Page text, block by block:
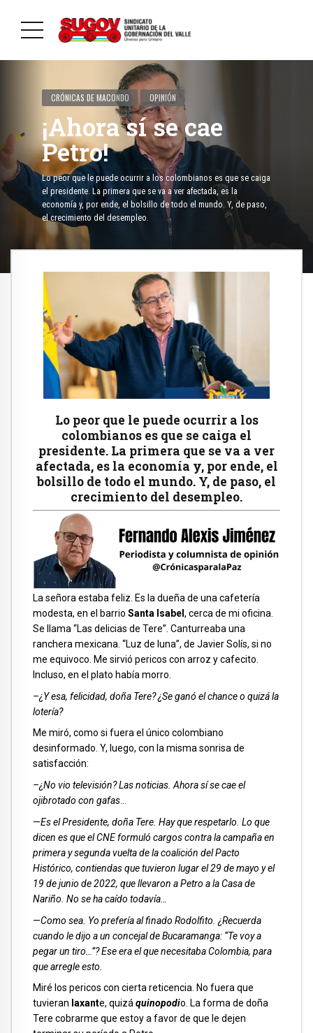
CRÓNICAS DE MACONDO OPINIÓN
¡Ahora sí se cae
Petro!
Lo peor que le puede ocurrir a los colombianos es que se caiga
el presidente. La primera que se va a ver afectada, es la
economía y, por ende, el bolsillo de todo el mundo. Y, de paso,
el crecimiento del desempleo.
Lo peor que le puede ocurrir a los
colombianos es que se caiga el
presidente. La primera que se va a ver
afectada, es la economía y, por ende, el
bolsillo de todo el mundo. Y, de paso, el
crecimiento del desempleo.
La señora estaba feliz. Es la dueña de una cafetería
modesta, en el barrio Santa Isabel , cerca de mi oficina.
Se llama “Las delicias de Tere”. Canturreaba una
ranchera mexicana. “Luz de luna”, de Javier Solís, si no
me equivoco. Me sirvió pericos con arroz y cafecito.
Incluso, en el plato había morro.
–¿Y esa, felicidad, doña Tere? ¿Se ganó el chance o quizá la
lotería?
Me miró, como si fuera el único colombiano
desinformado. Y, luego, con la misma sonrisa de
satisfacción:
–¿No vio televisión? Las noticias. Ahora sí se cae el
ojibrotado con gafas…
—Es el Presidente, doña Tere. Hay que respetarlo. Lo que
dicen es que el CNE formuló cargos contra la campaña en
primera y segunda vuelta de la coalición del Pacto
Histórico, contiendas que tuvieron lugar el 29 de mayo y el
19 de junio de 2022, que llevaron a Petro a la Casa de
Nariño. No se ha caído todavía…
—Como sea. Yo prefería al finado Rodolfito. ¿Recuerda
cuando le dijo a un concejal de Bucaramanga: “Te voy a
pegar un tiro…”? Ese era el que necesitaba Colombia, para
que arregle esto.
Miré los pericos con cierta reticencia. No fuera que
tuvieran laxante, quizáquinopodio. La forma de doña
Tere cobrarme que estoy a favor de que le dejen